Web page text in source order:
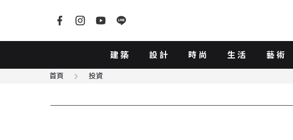
建築 設計 時尚 生活 藝術
首頁 投資